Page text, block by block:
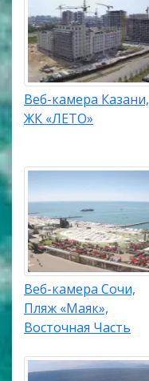
Веб-камера Казани,
ЖК «ЛЕТО»
Веб-камера Сочи,
Пляж «Маяк»,
Восточная Часть